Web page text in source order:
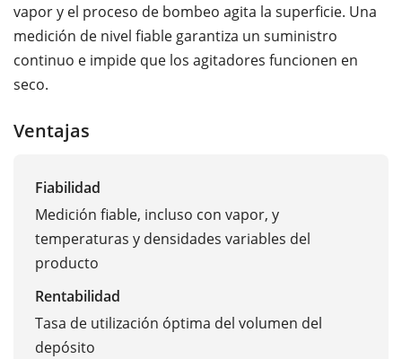
vapor y el proceso de bombeo agita la superficie. Una
medición de nivel fiable garantiza un suministro
continuo e impide que los agitadores funcionen en
seco.
Ventajas
Fiabilidad
Medición fiable, incluso con vapor, y
temperaturas y densidades variables del
producto
Rentabilidad
Tasa de utilización óptima del volumen del
depósito